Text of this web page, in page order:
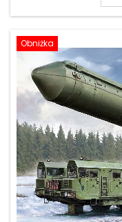
Obniżka